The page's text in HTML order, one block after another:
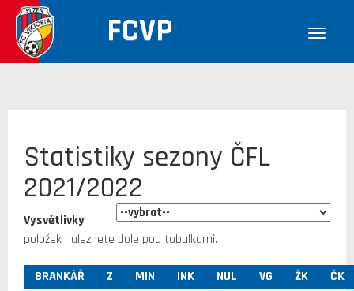
FCVP
Statistiky sezony ČFL
2021/2022
Vysvětlivky
položek naleznete dole pod tabulkami.
BRANKÁŘ Z MIN INK NUL VG ŽK
ČK